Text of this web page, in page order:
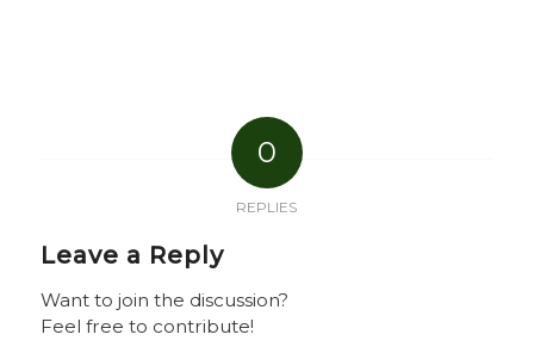
0
REPLIES
Leave a Reply
Want to join the discussion?
Feel free to contribute!